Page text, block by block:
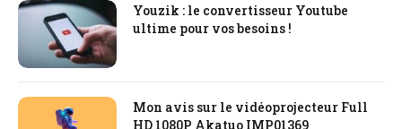
Youzik : le convertisseur Youtube
ultime pour vos besoins !
Mon avis sur le vidéoprojecteur Full
HD 1080P Akatuo ‎IMP01369